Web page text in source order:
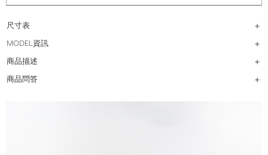
尺寸表
MODEL資訊
商品描述
商品問答